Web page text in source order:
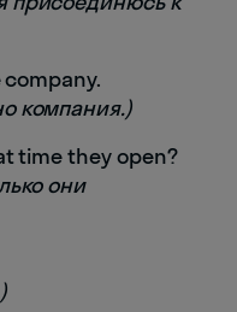
company.
компания.)
time they open?
они